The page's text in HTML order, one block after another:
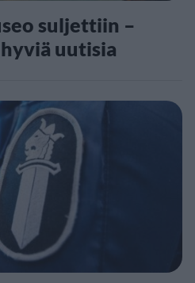
suljettiin –
uutisia